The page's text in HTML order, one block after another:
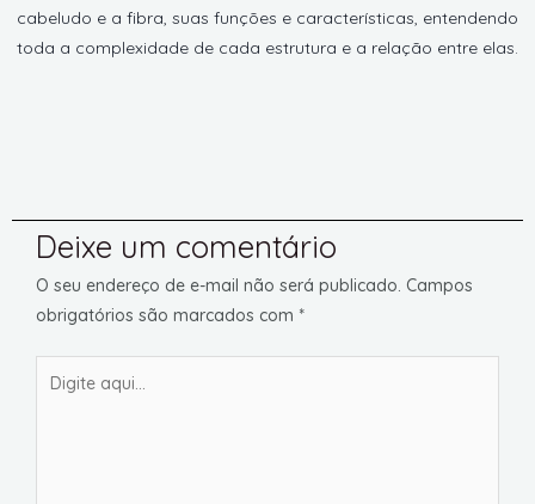
cabeludo e a fibra, suas funções e características, entendendo
toda a complexidade de cada estrutura e a relação entre elas.
Deixe um comentário
O seu endereço de e-mail não será publicado. Campos
obrigatórios são marcados com *
aqui...